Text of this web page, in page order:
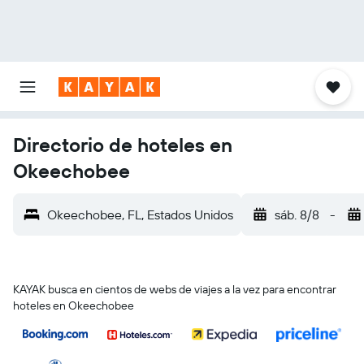
Directorio de hoteles en
Okeechobee
Okeechobee, FL, Estados Unidos sáb. 8/8 -
KAYAK busca en cientos de webs de viajes a la vez para encontrar
hoteles en Okeechobee